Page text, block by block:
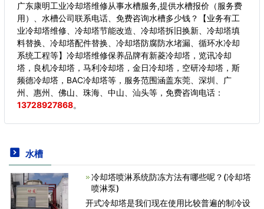
广东康明工业冷却塔维修从事水槽服务,提供水槽报价（服务费
用）、水槽公司联系电话、免费咨询水槽多少钱？【业务有工
业冷却塔维修、冷却塔节能改造、冷却塔拆旧换新、冷却塔填
料替换、冷却塔配件替换、冷却塔防腐防水堵漏、循环水冷却
系统工程等】冷却塔维修保养品牌有新菱冷却塔，览讯冷却
塔，良机冷却塔，马利冷却塔，金日冷却塔，空研冷却塔，斯
频德冷却塔，BAC冷却塔等，服务范围涵盖东莞、深圳、广
州、惠州、佛山、珠海、中山、汕头等， 免费咨询电话：
13728927868。
水槽
冷却塔喷淋系统防冻方法有哪些呢？(冷却塔
喷淋泵)
开式冷却塔是我们现在使用比较普遍的制冷设